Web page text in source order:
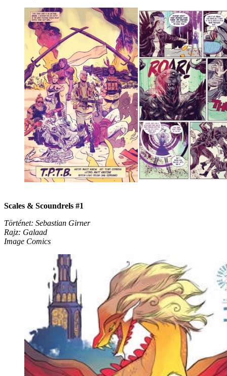
Scales & Scoundrels #1
Történet: Sebastian Girner
Rajz: Galaad
Image Comics